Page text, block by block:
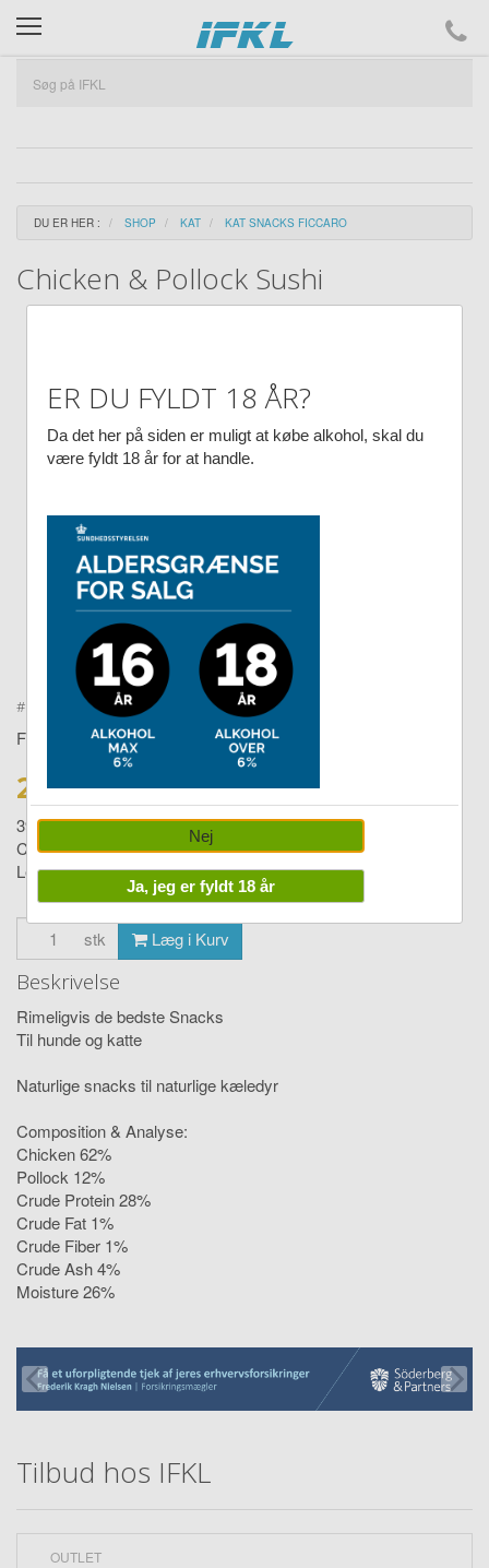
ifkl
DU ER HER : SHOP KAT KAT SNACKS FICCARO
Chicken & Pollock Sushi
Double tap to zoom
# 400440003
FICCARO
29,00 DKK
39,00
Chicken & Pollock Sushi
Levering:1-4 dage
stk Læg i Kurv
Beskrivelse
Rimeligvis de bedste Snacks
Til hunde og katte
Naturlige snacks til naturlige kæledyr
Composition & Analyse:
Chicken 62%
Pollock 12%
Crude Protein 28%
Crude Fat 1%
Crude Fiber 1%
Crude Ash 4%
Moisture 26%
Tilbud hos IFKL
OUTLET
ER DU FYLDT 18 ÅR?
Da det her på siden er muligt at købe alkohol, skal du
være fyldt 18 år for at handle.
Nej
Ja, jeg er fyldt 18 år